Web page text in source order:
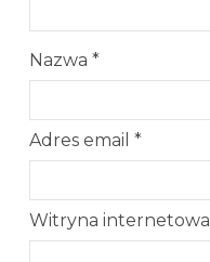
Nazwa *
Adres email *
Witryna internetowa